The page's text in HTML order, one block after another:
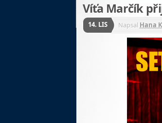
Víťa Marčík
14. LIS Napsal Hana